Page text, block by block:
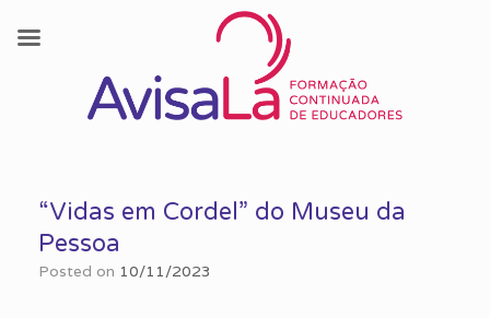
content“Vidas em Cordel” do Museu da
Pessoa
Posted on 10/11/2023